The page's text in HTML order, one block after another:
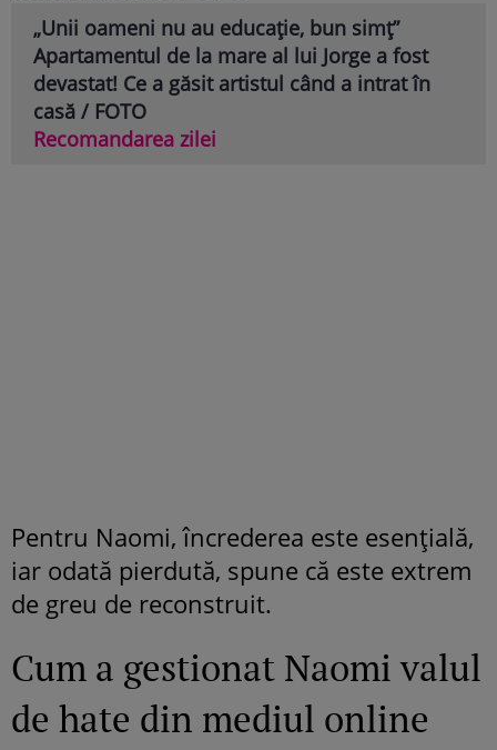
„Unii oameni nu au educație, bun simț”
Apartamentul de la mare al lui Jorge a fost
devastat! Ce a găsit artistul când a intrat în
casă / FOTO
Recomandarea zilei
Pentru Naomi, încrederea este esențială,
iar odată pierdută, spune că este extrem
de greu de reconstruit.
Cum a gestionat Naomi valul
de hate din mediul online